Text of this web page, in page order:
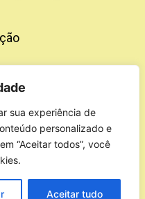
sua experiência de
personalizado e
“Aceitar todos”, você
Aceitar tudo